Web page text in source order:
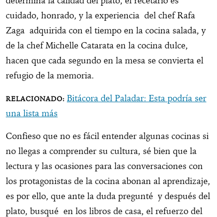
cuidado, honrado, y la experiencia del chef Rafa
Zaga adquirida con el tiempo en la cocina salada, y
de la chef Michelle Catarata en la cocina dulce,
hacen que cada segundo en la mesa se convierta el
refugio de la memoria.
Bitácora del Paladar: Esta podría ser
una lista más
Confieso que no es fácil entender algunas cocinas si
no llegas a comprender su cultura, sé bien que la
lectura y las ocasiones para las conversaciones con
los protagonistas de la cocina abonan al aprendizaje,
es por ello, que ante la duda pregunté y después del
plato, busqué en los libros de casa, el refuerzo del